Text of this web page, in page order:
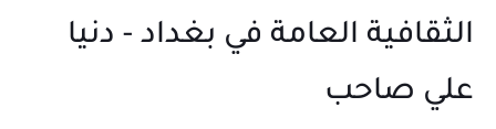
الثقافية العامة في بغداد - دنيا
علي صاحب